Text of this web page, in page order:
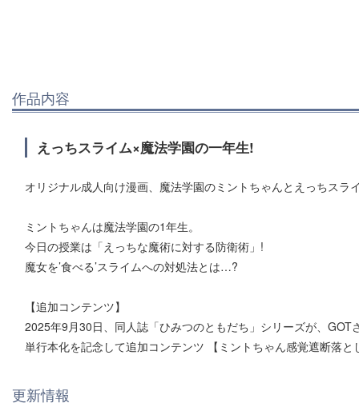
作品内容
えっちスライム×魔法学園の一年生!
オリジナル成人向け漫画、魔法学園のミントちゃんとえっちスラ
ミントちゃんは魔法学園の1年生。
今日の授業は「えっちな魔術に対する防衛術」!
魔女を’食べる’スライムへの対処法とは…?
【追加コンテンツ】
2025年9月30日、同人誌「ひみつのともだち」シリーズが、
単行本化を記念して追加コンテンツ 【ミントちゃん感覚遮断落
更新情報